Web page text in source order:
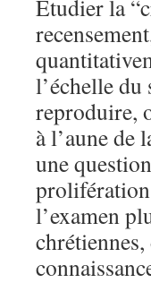
Etudier la
l’échelle du
reproduire,
à l’aune de
une
prolifération
l’examen